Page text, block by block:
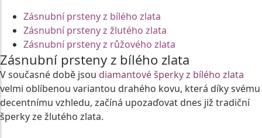
Zásnubní prsteny z bílého zlata
Zásnubní prsteny z žlutého zlata
Zásnubní prsteny z růžového zlata
Zásnubní prsteny z bílého zlata
V současné době jsou diamantové šperky z bílého zlata
velmi oblíbenou variantou drahého kovu, která díky svému
decentnímu vzhledu, začíná upozaďovat dnes již tradiční
šperky ze žlutého zlata.